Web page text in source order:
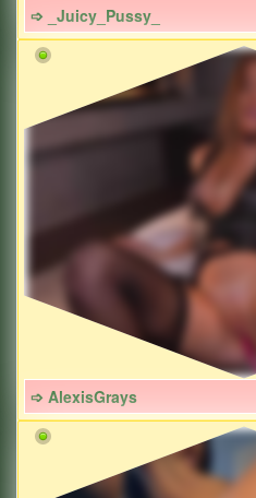
➩ _Juicy_Pussy_
➩ AlexisGrays